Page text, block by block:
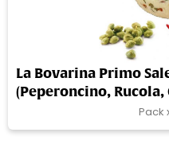
La Bovarina Primo
(Peperoncino, Rucola,
Pack